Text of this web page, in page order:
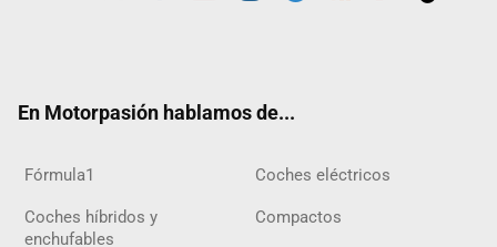
En Motorpasión hablamos de...
Fórmula1 Coches eléctricos
Coches híbridos y
enchufables
Compactos